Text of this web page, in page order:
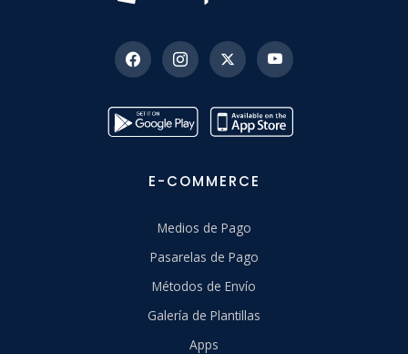
E-COMMERCE
Medios de Pago
Pasarelas de Pago
Métodos de Envío
Galería de Plantillas
Apps